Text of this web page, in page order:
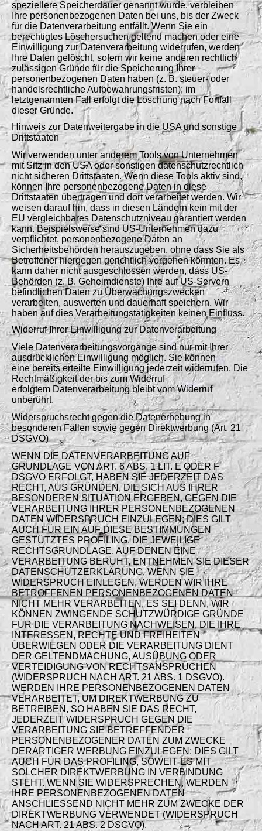
speziellere Speicherdauer genannt wurde, verbleiben
Ihre personenbezogenen Daten bei uns, bis der Zweck
für die Datenverarbeitung entfällt. Wenn Sie ein
berechtigtes Löschersuchen geltend machen oder eine
Einwilligung zur Datenverarbeitung widerrufen, werden
Ihre Daten gelöscht, sofern wir keine anderen rechtlich
zulässigen Gründe für die Speicherung Ihrer
personenbezogenen Daten haben (z. B. steuer- oder
handelsrechtliche Aufbewahrungsfristen); im
letztgenannten Fall erfolgt die Löschung nach Fortfall
dieser Gründe.
Hinweis zur Datenweitergabe in die USA und sonstige
Drittstaaten
Wir verwenden unter anderem Tools von Unternehmen
mit Sitz in den USA oder sonstigen datenschutzrechtlich
nicht sicheren Drittstaaten. Wenn diese Tools aktiv sind,
können Ihre personenbezogene Daten in diese
Drittstaaten übertragen und dort verarbeitet werden. Wir
weisen darauf hin, dass in diesen Ländern kein mit der
EU vergleichbares Datenschutzniveau garantiert werden
kann. Beispielsweise sind US-Unternehmen dazu
verpflichtet, personenbezogene Daten an
Sicherheitsbehörden herauszugeben, ohne dass Sie als
Betroffener hiergegen gerichtlich vorgehen könnten. Es
kann daher nicht ausgeschlossen werden, dass US-
Behörden (z. B. Geheimdienste) Ihre auf US-Servern
befindlichen Daten zu Überwachungszwecken
verarbeiten, auswerten und dauerhaft speichern. Wir
haben auf dies Verarbeitungstätigkeiten keinen Einfluss.
Widerruf Ihrer Einwilligung zur Datenverarbeitung
Viele Datenverarbeitungsvorgänge sind nur mit Ihrer
ausdrücklichen Einwilligung möglich. Sie können
eine bereits erteilte Einwilligung jederzeit widerrufen. Die
Rechtmäßigkeit der bis zum Widerruf
erfolgtem Datenverarbeitung bleibt vom Widerruf
unberührt.
Widerspruchsrecht gegen die Datenerhebung in
besonderen Fällen sowie gegen Direktwerbung (Art. 21
DSGVO)
WENN DIE DATENVERARBEITUNG AUF
GRUNDLAGE VON ART. 6 ABS. 1 LIT. E ODER F
DSGVO ERFOLGT, HABEN SIE JEDERZEIT DAS
RECHT, AUS GRÜNDEN, DIE SICH AUS IHRER
BESONDEREN SITUATION ERGEBEN, GEGEN DIE
VERARBEITUNG IHRER PERSONENBEZOGENEN
DATEN WIDERSPRUCH EINZULEGEN; DIES GILT
AUCH FÜR EIN AUF DIESE BESTIMMUNGEN
GESTÜTZTES PROFILING. DIE JEWEILIGE
RECHTSGRUNDLAGE, AUF DENEN EINE
VERARBEITUNG BERUHT, ENTNEHMEN SIE DIESER
DATENSCHUTZERKLÄRUNG. WENN SIE
WIDERSPRUCH EINLEGEN, WERDEN WIR IHRE
BETROFFENEN PERSONENBEZOGENEN DATEN
NICHT MEHR VERARBEITEN, ES SEI DENN, WIR
KÖNNEN ZWINGENDE SCHUTZWÜRDIGE GRÜNDE
FÜR DIE VERARBEITUNG NACHWEISEN, DIE IHRE
INTERESSEN, RECHTE UND FREIHEITEN
ÜBERWIEGEN ODER DIE VERARBEITUNG DIENT
DER GELTENDMACHUNG, AUSÜBUNG ODER
VERTEIDIGUNG VON RECHTSANSPRÜCHEN
(WIDERSPRUCH NACH ART. 21 ABS. 1 DSGVO).
WERDEN IHRE PERSONENBEZOGENEN DATEN
VERARBEITET, UM DIREKTWERBUNG ZU
BETREIBEN, SO HABEN SIE DAS RECHT,
JEDERZEIT WIDERSPRUCH GEGEN DIE
VERARBEITUNG SIE BETREFFENDER
PERSONENBEZOGENER DATEN ZUM ZWECKE
DERARTIGER WERBUNG EINZULEGEN; DIES GILT
AUCH FÜR DAS PROFILING, SOWEIT ES MIT
SOLCHER DIREKTWERBUNG IN VERBINDUNG
STEHT. WENN SIE WIDERSPRECHEN, WERDEN
IHRE PERSONENBEZOGENEN DATEN
ANSCHLIESSEND NICHT MEHR ZUM ZWECKE DER
DIREKTWERBUNG VERWENDET (WIDERSPRUCH
NACH ART. 21 ABS. 2 DSGVO).